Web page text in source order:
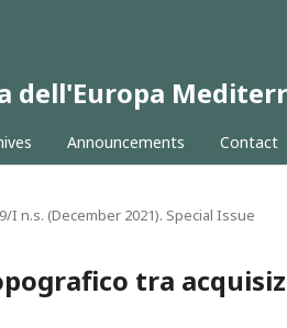
Announcements Contact
I n.s. (December 2021). Special Issue
tra